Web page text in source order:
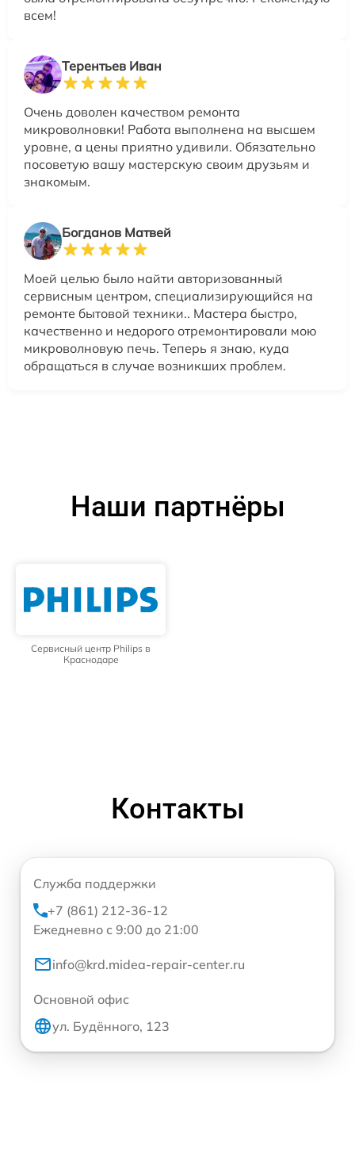
всем!
Терентьев Иван
Очень доволен качеством ремонта
микроволновки! Работа выполнена на высшем
уровне, а цены приятно удивили. Обязательно
посоветую вашу мастерскую своим друзьям и
знакомым.
Богданов Матвей
Моей целью было найти авторизованный
сервисным центром, специализирующийся на
ремонте бытовой техники.. Мастера быстро,
качественно и недорого отремонтировали мою
микроволновую печь. Теперь я знаю, куда
обращаться в случае возникших проблем.
Наши партнёры
Сервисный центр Philips в
Краснодаре
Контакты
Служба поддержки
+7 (861) 212-36-12
Ежедневно с 9:00 до 21:00
info@krd.midea-repair-center.ru
Основной офис
ул. Будённого, 123